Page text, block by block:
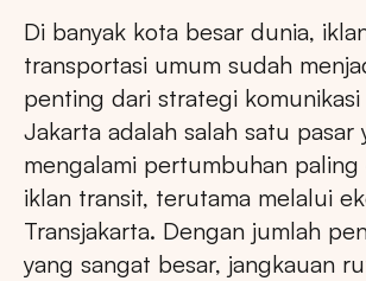
Di banyak kota besar dunia,
transportasi umum sudah
penting dari strategi
Jakarta adalah salah satu pasar
mengalami pertumbuhan
iklan transit, terutama melalui
Transjakarta. Dengan jumlah
yang sangat besar, jangkauan